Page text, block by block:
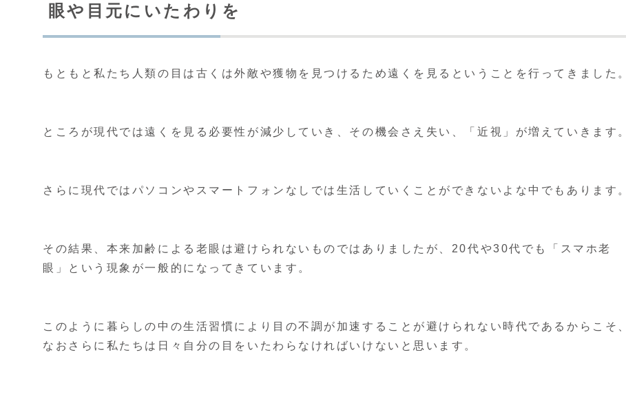
眼や目元にいたわりを
もともと私たち人類の目は古くは外敵や獲物を見つけるため遠くを見るということを行ってきました。
ところが現代では遠くを見る必要性が減少していき、その機会さえ失い、「近視」が増えていきます。
さらに現代ではパソコンやスマートフォンなしでは生活していくことができないよな中でもあります。
その結果、本来加齢による老眼は避けられないものではありましたが、20代や30代でも「スマホ老
眼」という現象が一般的になってきています。
このように暮らしの中の生活習慣により目の不調が加速することが避けられない時代であるからこそ、
なおさらに私たちは日々自分の目をいたわらなければいけないと思います。